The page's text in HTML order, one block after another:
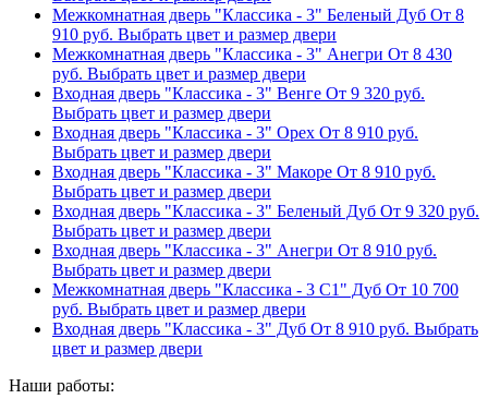
Межкомнатная дверь "Классика - 3" Беленый Дуб От 8
910 руб. Выбрать цвет и размер двери
Межкомнатная дверь "Классика - 3" Анегри От 8 430
руб. Выбрать цвет и размер двери
Входная дверь "Классика - 3" Венге От 9 320 руб.
Выбрать цвет и размер двери
Входная дверь "Классика - 3" Орех От 8 910 руб.
Выбрать цвет и размер двери
Входная дверь "Классика - 3" Макоре От 8 910 руб.
Выбрать цвет и размер двери
Входная дверь "Классика - 3" Беленый Дуб От 9 320 руб.
Выбрать цвет и размер двери
Входная дверь "Классика - 3" Анегри От 8 910 руб.
Выбрать цвет и размер двери
Межкомнатная дверь "Классика - 3 С1" Дуб От 10 700
руб. Выбрать цвет и размер двери
Входная дверь "Классика - 3" Дуб От 8 910 руб. Выбрать
цвет и размер двери
Наши работы: